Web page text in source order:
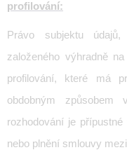
profilování:
Právo subjektu
založeného výhradně
profilování, které má
obdobným způsobem
rozhodování je
nebo plnění smlouvy